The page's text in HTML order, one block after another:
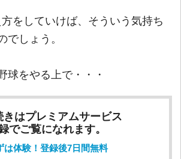
をしていけば、そういう気持ち
でしょう。
をやる上で・・・
きはプレミアムサービス
でご覧になれます。
は体験！登録後7日間無料